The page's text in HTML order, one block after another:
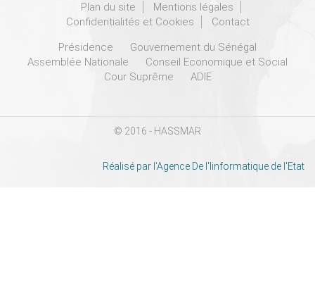
Plan du site
Mentions légales
Confidentialités et Cookies
Contact
Présidence
Gouvernement du Sénégal
Assemblée Nationale
Conseil Economique et Social
Cour Suprême
ADIE
© 2016 - HASSMAR
Réalisé par l'Agence De l'Iinformatique de l'Etat